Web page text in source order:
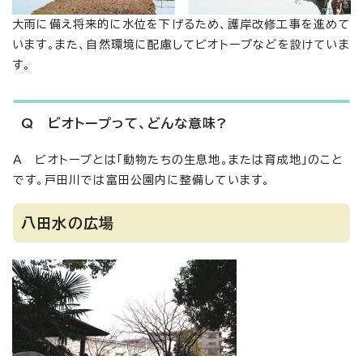
大雨に備え将来的に水位を下げるため、護岸改修工事を進めて
います。また、自然環境に配慮してビオトープなどを設けていま
す。
Q ビオトープって、どんな意味?
A ビオトープとは「動物たちの生息地。または育成地」のこと
です。戸田川では富田公園内に整備しています。
八田水の広場